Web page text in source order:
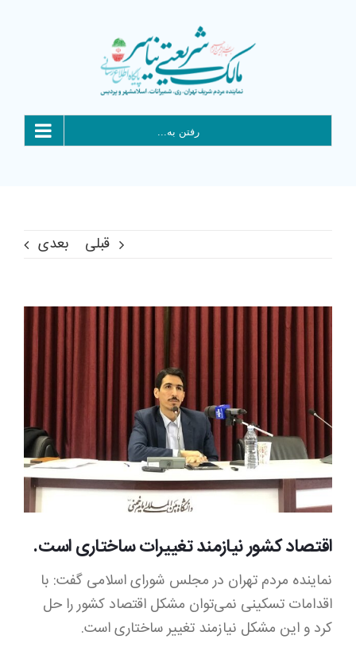
رفتن به...
قبلی بعدی
اقتصاد کشور نیازمند تغییرات ساختاری است.
نماینده مردم تهران در مجلس شورای اسلامی گفت: با
اقدامات تسکینی نمی‌توان مشکل اقتصاد کشور را حل
کرد و این مشکل نیازمند تغییر ساختاری است.